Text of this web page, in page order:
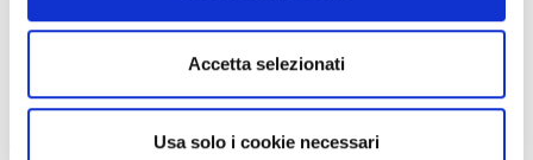
Accetta selezionati
Usa solo i cookie necessari
Ma il gravel non è solo pedalare e scoprire luoghi nuovi e
la scoperta di nuovi territori passa anche dal cibo
Questo è l’incipit dell’itinerario “Km0 Unesco Comano Gravel
Experience”.Un bike tour per chi vuole unire i pedali e la buona
: sostenibile, genuina e a Km 0.